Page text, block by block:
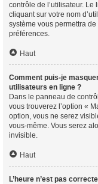
contrôle de l’utilisateur.
cliquant sur votre nom
système vous permettra
préférences.
Haut
Comment puis-je
utilisateurs en ligne ?
Dans le panneau de
vous trouverez l’option «
option, vous ne serez
vous-même. Vous serez
invisible.
Haut
L’heure n’est pas